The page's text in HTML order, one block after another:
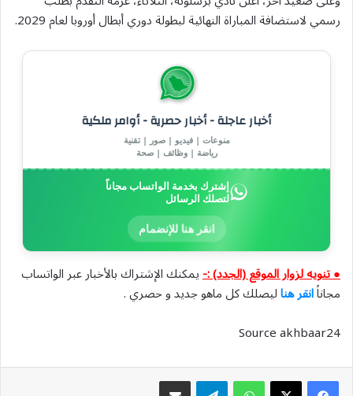
رسمي لاستضافة المباراة النهائية لبطولة دوري أبطال أوروبا لعام 2029.
أخبار عاجلة - أخبار حصرية - أوامر ملكية
منوعات | فيديو | صور | تقنية
رياضة | وظائف | صحة
إشترك بخدمة الواتساب مجاناً
لتصلك الرسائل
انقر هنا للإنضمام
● تنويه لزوار الموقع (الجدد) :-يمكنك الإشتراك بالأخبار عبر الواتساب
مجاناًانقر هناليصلك كل ماهو جديد و حصري .
Source akhbaar24
واتسابتيلقرام مشاركة عبر البريد